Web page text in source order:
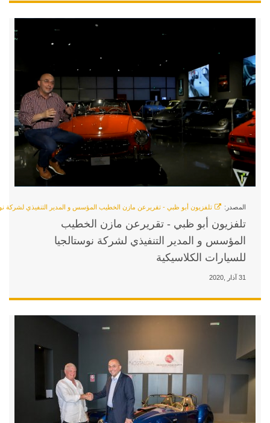
مازن الخطيب المؤسس و المدير التنفيذي لشركة نوستالجيا للسيارات الكلاسيكية
مازن الخطيب
لشركة نوستالجيا